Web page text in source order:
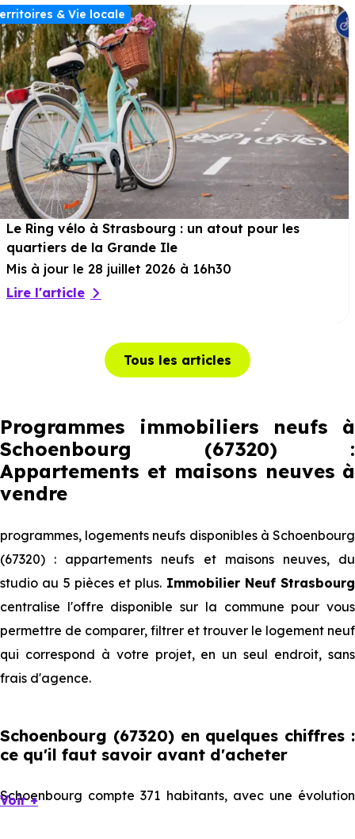
& Vie locale
Le Ring vélo à Strasbourg : un atout pour les
quartiers de la Grande Ile
Mis à jour le 28 juillet 2026 à 16h30
Lire l'article
Tous les articles
Programmes immobiliers neufs à
Schoenbourg (67320) :
Appartements et maisons neuves à
vendre
programmes, logements neufs disponibles à Schoenbourg
(67320) : appartements neufs et maisons neuves, du
studio au 5 pièces et plus. Immobilier Neuf Strasbourg
centralise l'offre disponible sur la commune pour vous
permettre de comparer, filtrer et trouver le logement neuf
qui correspond à votre projet, en un seul endroit, sans
frais d'agence.
Schoenbourg (67320) en quelques chiffres :
ce qu'il faut savoir avant d'acheter
Schoenbourg compte 371 habitants, avec une évolution
Voir +